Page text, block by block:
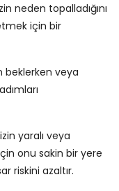
neden topalladığını
için bir
beklerken veya
yaralı veya
onu sakin bir yere
riskini azaltır.